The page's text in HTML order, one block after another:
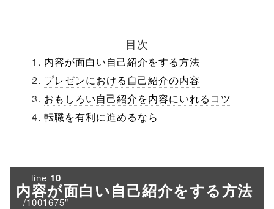
ml/wp-
content/themes
/tapbiz_theme/
parts/sns-
line 10
/1001675"
目次
内容が面白い自己紹介をする方法
プレゼンにおける自己紹介の内容
おもしろい自己紹介を内容にいれるコツ
転職を有利に進めるなら
内容が面白い自己紹介をする方法